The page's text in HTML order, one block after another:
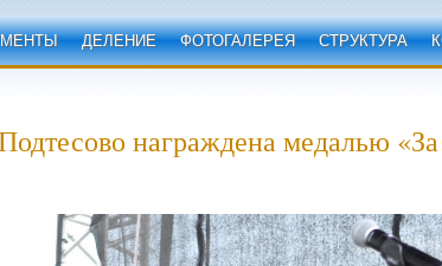
ДЕЛЕНИЕ ФОТОГАЛЕРЕЯ СТРУКТУРА
награждена медалью